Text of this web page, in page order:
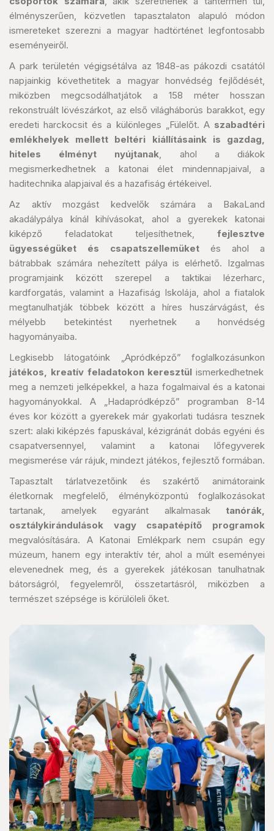
élményszerűen, közvetlen tapasztalaton alapuló módon
ismereteket szerezni a magyar hadtörténet legfontosabb
eseményeiről.
A park területén végigsétálva az 1848-as pákozdi csatától
napjainkig követhetitek a magyar honvédség fejlődését,
miközben megcsodálhatjátok a 158 méter hosszan
rekonstruált lövészárkot, az első világháborús barakkot, egy
eredeti harckocsit és a különleges „Fülelőt. A szabadtéri
emlékhelyek mellett beltéri kiállításaink is gazdag,
hiteles élményt nyújtanak, ahol a diákok
megismerkedhetnek a katonai élet mindennapjaival, a
haditechnika alapjaival és a hazafiság értékeivel.
Az aktív mozgást kedvelők számára a BakaLand
akadálypálya kínál kihívásokat, ahol a gyerekek katonai
kiképző feladatokat teljesíthetnek, fejlesztve
ügyességüket és csapatszellemüket és ahol a
bátrabbak számára nehezített pálya is elérhető. Izgalmas
programjaink között szerepel a taktikai lézerharc,
kardforgatás, valamint a Hazafiság Iskolája, ahol a fiatalok
megtanulhatják többek között a híres huszárvágást, és
mélyebb betekintést nyerhetnek a honvédség
hagyományaiba.
Legkisebb látogatóink „Apródképző” foglalkozásunkon
játékos, kreatív feladatokon keresztülismerkedhetnek
meg a nemzeti jelképekkel, a haza fogalmaival és a katonai
hagyományokkal. A „Hadapródképző” programban 8-14
éves kor között a gyerekek már gyakorlati tudásra tesznek
szert: alaki kiképzés fapuskával, kézigránát dobás egyéni és
csapatversennyel, valamint a katonai lőfegyverek
megismerése vár rájuk, mindezt játékos, fejlesztő formában.
Tapasztalt tárlatvezetőink és szakértő animátoraink
életkornak megfelelő, élményközpontú foglalkozásokat
tartanak, amelyek egyaránt alkalmasaktanórák,
osztálykirándulások vagy csapatépítő programok
megvalósítására. A Katonai Emlékpark nem csupán egy
múzeum, hanem egy interaktív tér, ahol a múlt eseményei
elevenednek meg, és a gyerekek játékosan tanulhatnak
bátorságról, fegyelemről, összetartásról, miközben a
természet szépsége is körülöleli őket.